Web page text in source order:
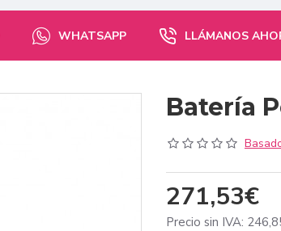
WHATSAPP LLÁMANOS
Batería
271,53€
Precio sin IVA: